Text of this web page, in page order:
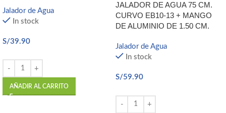
Jalador de Agua
In stock
S/39.90
AÑADIR AL CARRITO
JALADOR DE AGUA 75 CM.
CURVO EB10-13 + MANGO
DE ALUMINIO DE 1.50 CM.
Jalador de Agua
In stock
S/59.90